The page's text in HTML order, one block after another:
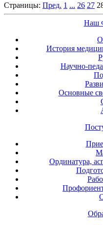
Страницы: Пред. 1 ... 26 27
Наш
О
История
Научно-
Основные
Ординатура,